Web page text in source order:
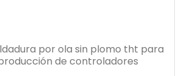
por ola sin plomo tht para
de controladores